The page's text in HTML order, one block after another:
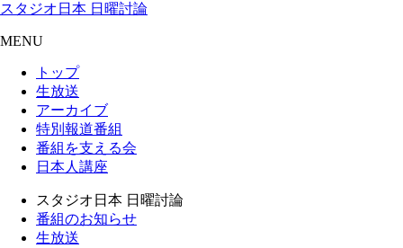
スタジオ日本 日曜討論
MENU
トップ
生放送
アーカイブ
特別報道番組
番組を支える会
日本人講座
スタジオ日本 日曜討論
番組のお知らせ
生放送